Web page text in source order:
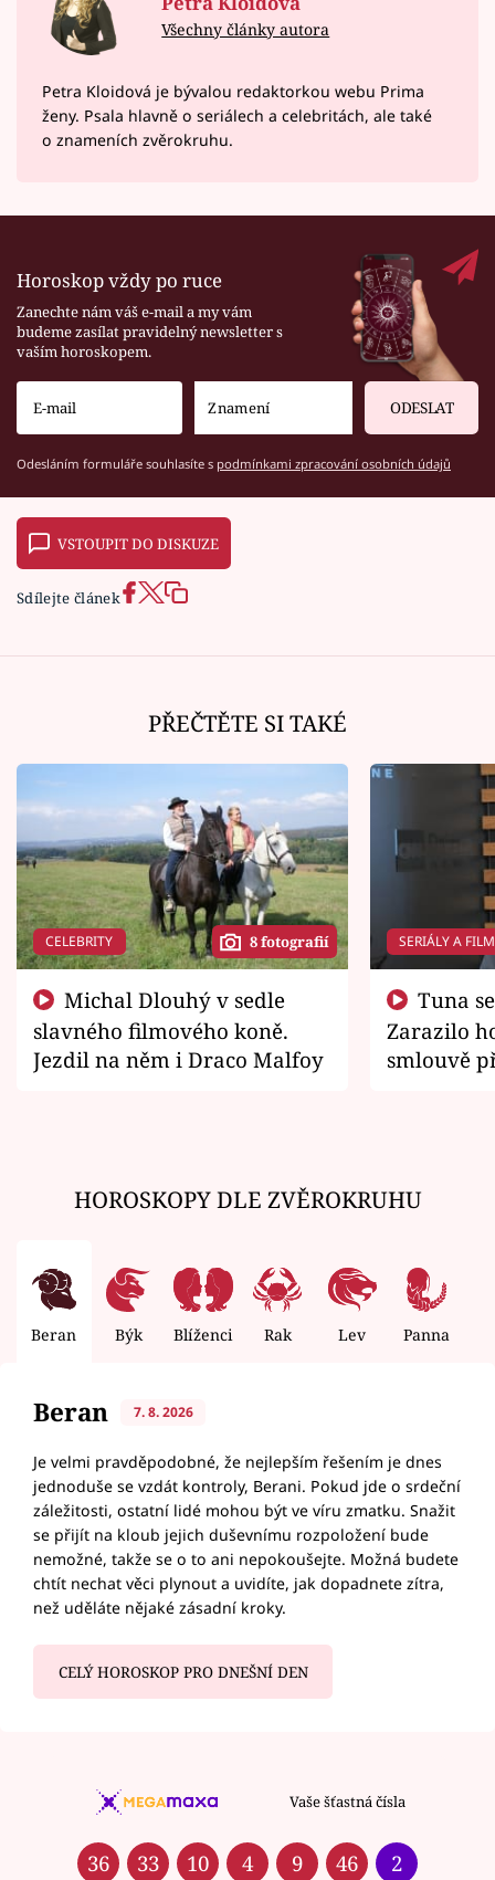
Všechny články autora
Petra Kloidová je bývalou redaktorkou webu Prima
ženy. Psala hlavně o seriálech a celebritách, ale také
o znameních zvěrokruhu.
Horoskop vždy po ruce
Zanechte nám váš e-mail a my vám
budeme zasílat pravidelný newsletter s
vaším horoskopem.
ODESLAT
Odesláním formuláře souhlasíte s podmínkami zpracování osobních údajů
VSTOUPIT DO DISKUZE
Sdílejte článek
PŘEČTĚTE SI TAKÉ
CELEBRITY 8 fotografií
slavného filmového koně.
Jezdil na něm i Draco Malfoy
SERIÁLY A
Zarazilo
smlouvě
HOROSKOPY DLE ZVĚROKRUHU
Beran Býk Blíženci Rak Lev Panna
Beran 7. 8. 2026
Je velmi pravděpodobné, že nejlepším řešením je dnes
jednoduše se vzdát kontroly, Berani. Pokud jde o srdeční
záležitosti, ostatní lidé mohou být ve víru zmatku. Snažit
se přijít na kloub jejich duševnímu rozpoložení bude
nemožné, takže se o to ani nepokoušejte. Možná budete
chtít nechat věci plynout a uvidíte, jak dopadnete zítra,
než uděláte nějaké zásadní kroky.
CELÝ HOROSKOP PRO DNEŠNÍ DEN
Vaše šťastná čísla
36 33 10 4 9 46 2